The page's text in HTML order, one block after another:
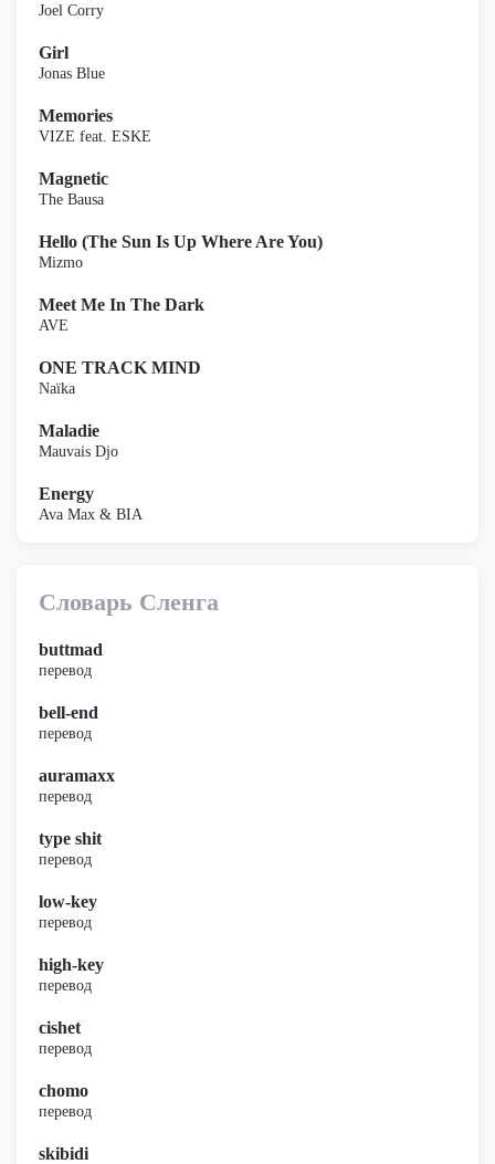
Joel Corry
Girl
Jonas Blue
Memories
VIZE feat. ESKE
Magnetic
The Bausa
Hello (The Sun Is Up Where Are You)
Mizmo
Meet Me In The Dark
AVE
ONE TRACK MIND
Naïka
Maladie
Mauvais Djo
Energy
Ava Max & BIA
Словарь Сленга
buttmad
перевод
bell-end
перевод
auramaxx
перевод
type shit
перевод
low-key
перевод
high-key
перевод
cishet
перевод
chomo
перевод
skibidi